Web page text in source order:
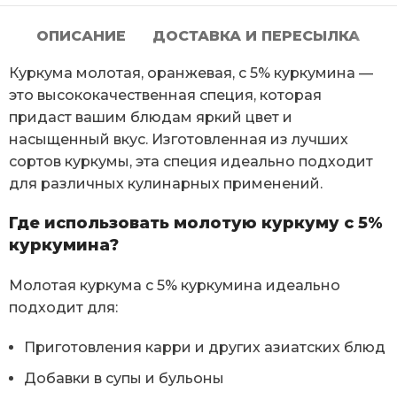
ОПИСАНИЕ ДОСТАВКА И ПЕРЕСЫЛКА
Куркума молотая, оранжевая, с 5% куркумина —
это высококачественная специя, которая
придаст вашим блюдам яркий цвет и
насыщенный вкус. Изготовленная из лучших
сортов куркумы, эта специя идеально подходит
для различных кулинарных применений.
Где использовать молотую куркуму с 5%
куркумина?
Молотая куркума с 5% куркумина идеально
подходит для:
Приготовления карри и других азиатских блюд
Добавки в супы и бульоны